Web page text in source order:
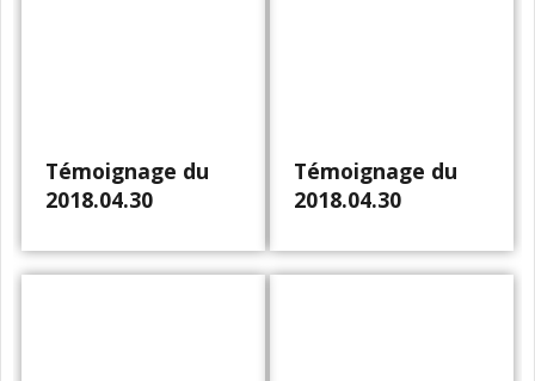
Témoignage du
2018.04.30
Témoignage du
2018.04.30